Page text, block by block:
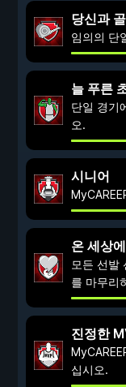
당신과
임의의 단
늘 푸른
단일 경기
오.
시니어
온 세상
모든 선발
를 마무리
진정한
십시오.